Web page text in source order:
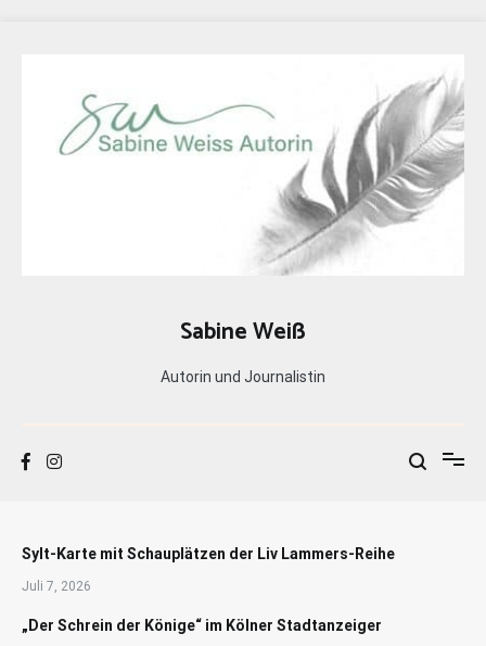
Sabine Weiß
Autorin und Journalistin
Sylt-Karte mit Schauplätzen der Liv Lammers-Reihe
Juli 7, 2026
„Der Schrein der Könige“ im Kölner Stadtanzeiger